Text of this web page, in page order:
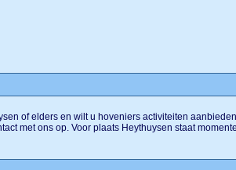
of elders en wilt u hoveniers activiteiten aanbieden
met ons op. Voor plaats Heythuysen staat